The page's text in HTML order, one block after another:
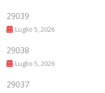
29039
Luglio 5, 2026
29038
Luglio 5, 2026
29037